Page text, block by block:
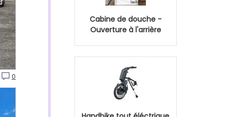
0
Cabine de douche -
Ouverture à l'arrière